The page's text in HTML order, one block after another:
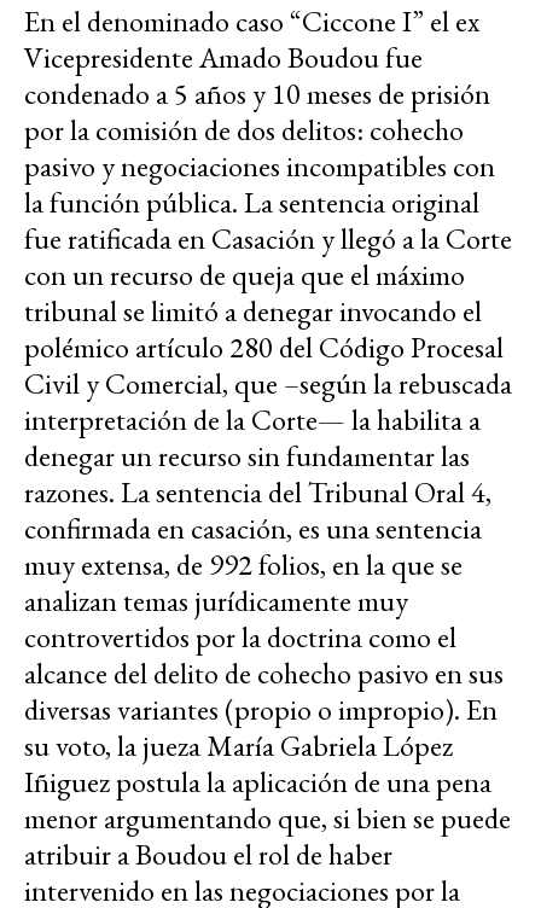
En el denominado caso “Ciccone I” el ex
Vicepresidente Amado Boudou fue
condenado a 5 años y 10 meses de prisión
por la comisión de dos delitos: cohecho
pasivo y negociaciones incompatibles con
la función pública. La sentencia original
fue ratificada en Casación y llegó a la Corte
con un recurso de queja que el máximo
tribunal se limitó a denegar invocando el
polémico artículo 280 del Código Procesal
Civil y Comercial, que –según la rebuscada
interpretación de la Corte— la habilita a
denegar un recurso sin fundamentar las
razones. La sentencia del Tribunal Oral 4,
confirmada en casación, es una sentencia
muy extensa, de 992 folios, en la que se
analizan temas jurídicamente muy
controvertidos por la doctrina como el
alcance del delito de cohecho pasivo en sus
diversas variantes (propio o impropio). En
su voto, la jueza María Gabriela López
Iñiguez postula la aplicación de una pena
menor argumentando que, si bien se puede
atribuir a Boudou el rol de haber
intervenido en las negociaciones por la